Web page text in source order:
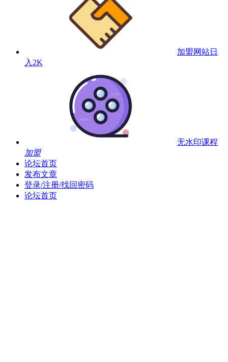
加盟网站日
入2K
无水印课程
加盟
论坛首页
发布文章
登录/注册/找回密码
论坛首页